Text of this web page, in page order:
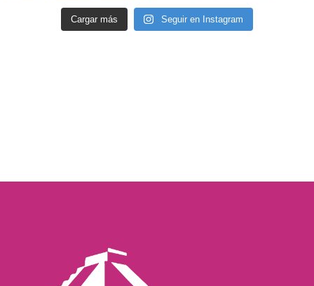
Cargar más Seguir en Instagram